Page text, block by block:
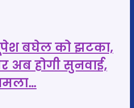
बघेल को झटका,
अब होगी सुनवाई,